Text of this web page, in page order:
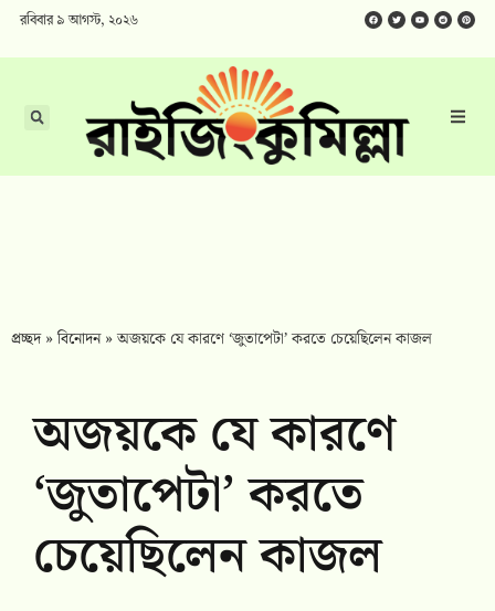
রবিবার ৯ আগস্ট, ২০২৬
প্রচ্ছদ»বিনোদন»অজয়কে যে কারণে ‘জুতাপেটা’ করতে চেয়েছিলেন কাজল
অজয়কে যে কারণে
‘জুতাপেটা’ করতে
চেয়েছিলেন কাজল